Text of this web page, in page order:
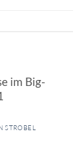
im Big-
STROBEL